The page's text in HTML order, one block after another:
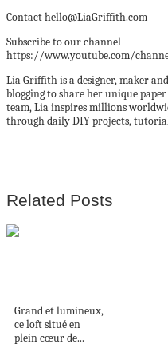
Contact hello@LiaGriffith.com
Subscribe to our channel
https://www.youtube.com/
Lia Griffith is a designer, maker
blogging to share her unique
team, Lia inspires millions
through daily DIY projects,
Related Posts
Grand et lumineux,
ce loft situé en
plein cœur de...